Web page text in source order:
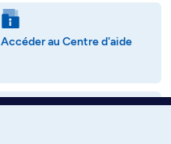
Accéder au Centre d'aide